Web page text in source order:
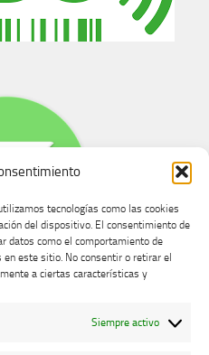
tecnologías como las cookies
del dispositivo. El consentimiento de
datos como el comportamiento de
este sitio. No consentir o retirar el
a ciertas características y
Siempre activo
y sugerencias